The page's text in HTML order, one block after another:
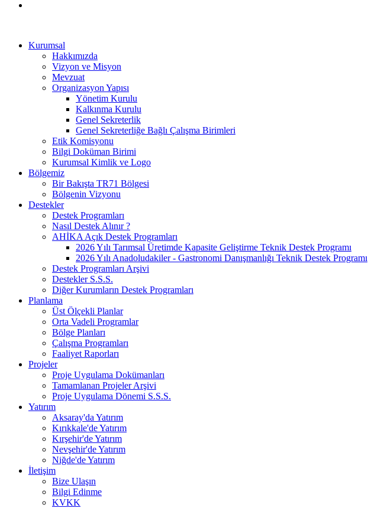
Kurumsal
Hakkımızda
Vizyon ve Misyon
Mevzuat
Organizasyon Yapısı
Yönetim Kurulu
Kalkınma Kurulu
Genel Sekreterlik
Genel Sekreterliğe Bağlı Çalışma Birimleri
Etik Komisyonu
Bilgi Doküman Birimi
Kurumsal Kimlik ve Logo
Bölgemiz
Bir Bakışta TR71 Bölgesi
Bölgenin Vizyonu
Destekler
Destek Programları
Nasıl Destek Alınır ?
AHİKA Açık Destek Programları
2026 Yılı Tarımsal Üretimde Kapasite Geliştirme Teknik Destek Programı
2026 Yılı Anadoludakiler - Gastronomi Danışmanlığı Teknik Destek Programı
Destek Programları Arşivi
Destekler S.S.S.
Diğer Kurumların Destek Programları
Planlama
Üst Ölçekli Planlar
Orta Vadeli Programlar
Bölge Planları
Çalışma Programları
Faaliyet Raporları
Projeler
Proje Uygulama Dokümanları
Tamamlanan Projeler Arşivi
Proje Uygulama Dönemi S.S.S.
Yatırım
Aksaray'da Yatırım
Kırıkkale'de Yatırım
Kırşehir'de Yatırım
Nevşehir'de Yatırım
Niğde'de Yatırım
İletişim
Bize Ulaşın
Bilgi Edinme
KVKK